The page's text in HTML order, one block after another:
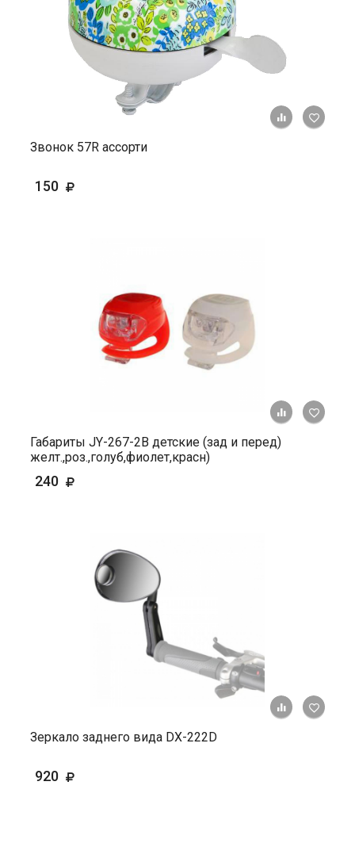
+ К
Звонок 57R ассорти
150
+ К
Габариты JY-267-2В детские (зад и перед)
желт.,роз.,голуб,фиолет,красн)
240
+ К
Зеркало заднего вида DX-222D
920